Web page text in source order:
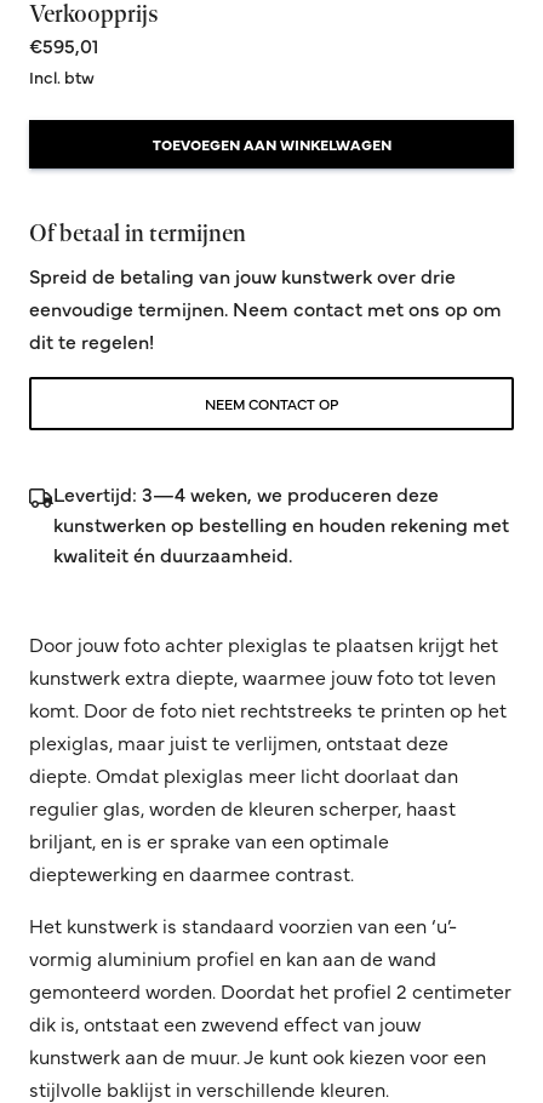
Verkoopprijs
€595,01
Incl. btw
TOEVOEGEN AAN WINKELWAGEN
Of betaal in termijnen
Spreid de betaling van jouw kunstwerk over drie
eenvoudige termijnen. Neem contact met ons op om
dit te regelen!
NEEM CONTACT OP
Levertijd: 3—4 weken, we produceren deze
kunstwerken op bestelling en houden rekening met
kwaliteit én duurzaamheid.
Door jouw foto achter plexiglas te plaatsen krijgt het
kunstwerk extra diepte, waarmee jouw foto tot leven
komt. Door de foto niet rechtstreeks te printen op het
plexiglas, maar juist te verlijmen, ontstaat deze
diepte. Omdat plexiglas meer licht doorlaat dan
regulier glas, worden de kleuren scherper, haast
briljant, en is er sprake van een optimale
dieptewerking en daarmee contrast.
Het kunstwerk is standaard voorzien van een ‘u’-
vormig aluminium profiel en kan aan de wand
gemonteerd worden. Doordat het profiel 2 centimeter
dik is, ontstaat een zwevend effect van jouw
kunstwerk aan de muur. Je kunt ook kiezen voor een
stijlvolle baklijst in verschillende kleuren.